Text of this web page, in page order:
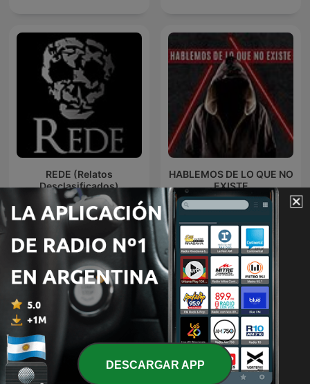
REDE (Relatos
Desclasificados)
HABLEMOS DE LO QUE NO
EXISTE
Cuentos para Dormir Paranormal
DESCARGAR APP